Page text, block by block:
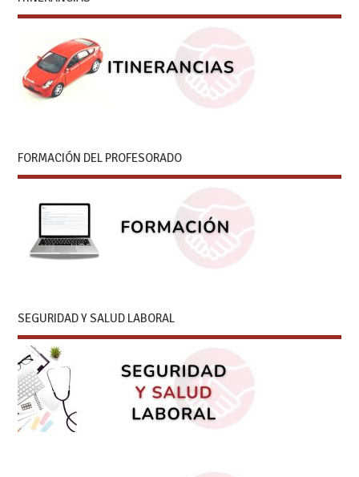
FORMACIÓN DEL PROFESORADO
SEGURIDAD Y SALUD LABORAL